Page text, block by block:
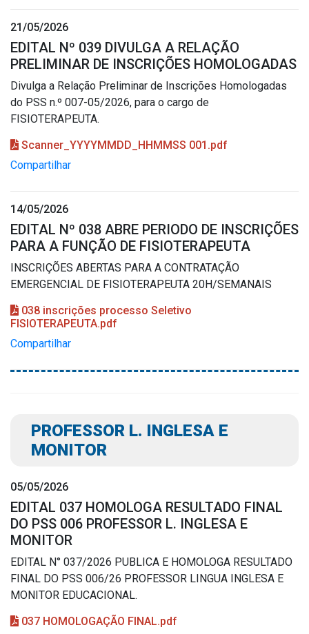
21/05/2026
EDITAL Nº 039 DIVULGA A RELAÇÃO
PRELIMINAR DE INSCRIÇÕES HOMOLOGADAS
Divulga a Relação Preliminar de Inscrições Homologadas
do PSS n.º 007-05/2026, para o cargo de
FISIOTERAPEUTA.
Scanner_YYYYMMDD_HHMMSS 001.pdf
Compartilhar
14/05/2026
EDITAL Nº 038 ABRE PERIODO DE INSCRIÇÕES
PARA A FUNÇÃO DE FISIOTERAPEUTA
INSCRIÇÕES ABERTAS PARA A CONTRATAÇÃO
EMERGENCIAL DE FISIOTERAPEUTA 20H/SEMANAIS
038 inscrições processo Seletivo
FISIOTERAPEUTA.pdf
Compartilhar
PROFESSOR L. INGLESA E
MONITOR
05/05/2026
EDITAL 037 HOMOLOGA RESULTADO FINAL
DO PSS 006 PROFESSOR L. INGLESA E
MONITOR
EDITAL N° 037/2026 PUBLICA E HOMOLOGA RESULTADO
FINAL DO PSS 006/26 PROFESSOR LINGUA INGLESA E
MONITOR EDUCACIONAL.
037 HOMOLOGAÇÃO FINAL.pdf